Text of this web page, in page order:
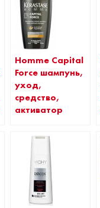
Homme Capital
Force шампунь,
уход,
средство,
активатор